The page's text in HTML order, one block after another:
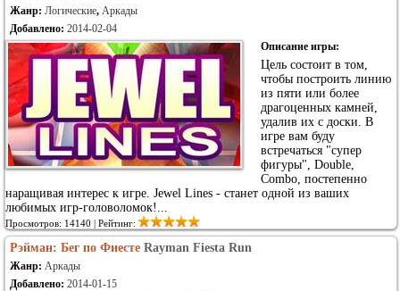
Жанр: Логические, Аркады
Добавлено: 2014-02-04
Описание игры:
Цель состоит в том,
чтобы построить линию
из пяти или более
драгоценных камней,
удалив их с доски. В
игре вам буду
встречаться "супер
фигуры", Double,
Combo, постепенно
наращивая интерес к игре. Jewel Lines - станет одной из ваших
любимых игр-головоломок!...
Просмотров: 14140 | Рейтинг:
Рэйман: Бег по Фиесте Rayman Fiesta Run
Жанр: Аркады
Добавлено: 2014-01-15